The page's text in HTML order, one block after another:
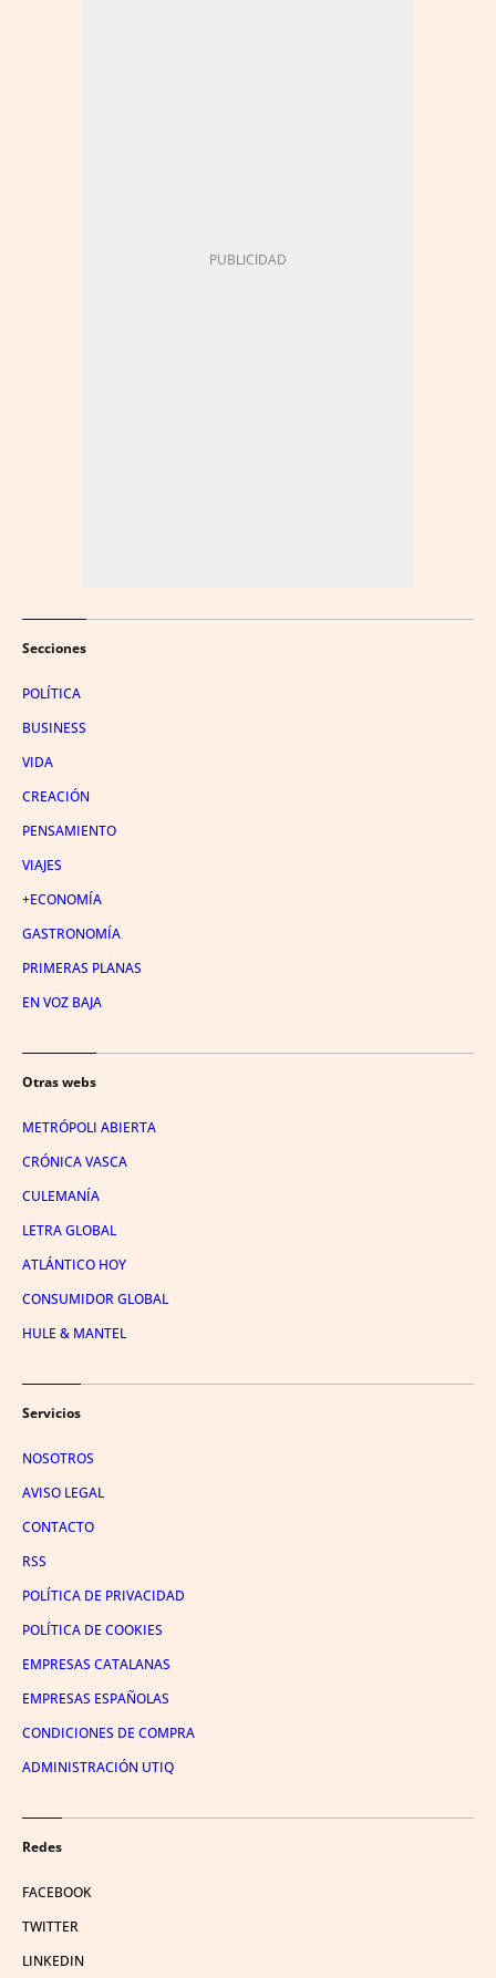
Secciones
POLÍTICA
BUSINESS
VIDA
CREACIÓN
PENSAMIENTO
VIAJES
+ECONOMÍA
GASTRONOMÍA
PRIMERAS PLANAS
EN VOZ BAJA
Otras webs
METRÓPOLI ABIERTA
CRÓNICA VASCA
CULEMANÍA
LETRA GLOBAL
ATLÁNTICO HOY
CONSUMIDOR GLOBAL
HULE & MANTEL
Servicios
NOSOTROS
AVISO LEGAL
CONTACTO
RSS
POLÍTICA DE PRIVACIDAD
POLÍTICA DE COOKIES
EMPRESAS CATALANAS
EMPRESAS ESPAÑOLAS
CONDICIONES DE COMPRA
ADMINISTRACIÓN UTIQ
Redes
FACEBOOK
TWITTER
LINKEDIN